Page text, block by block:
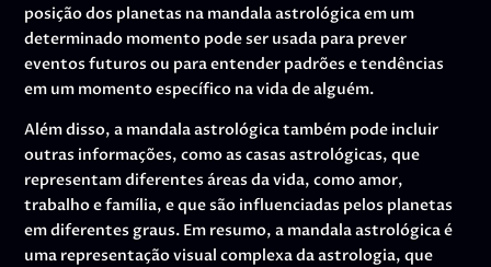
posição dos planetas na mandala astrológica em um
determinado momento pode ser usada para prever
eventos futuros ou para entender padrões e tendências
em um momento específico na vida de alguém.
Além disso, a mandala astrológica também pode incluir
outras informações, como as casas astrológicas, que
representam diferentes áreas da vida, como amor,
trabalho e família, e que são influenciadas pelos planetas
em diferentes graus. Em resumo, a mandala astrológica é
uma representação visual complexa da astrologia, que